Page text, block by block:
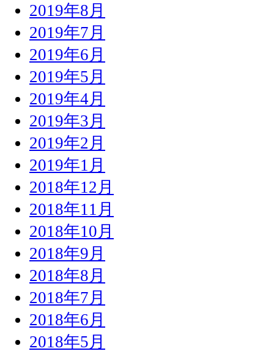
2019年8月
2019年7月
2019年6月
2019年5月
2019年4月
2019年3月
2019年2月
2019年1月
2018年12月
2018年11月
2018年10月
2018年9月
2018年8月
2018年7月
2018年6月
2018年5月